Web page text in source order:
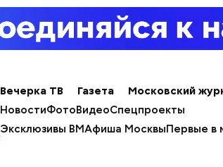
Вечерка ТВ Газета Московский
НовостиФотоВидеоСпецпроекты
Эксклюзивы ВМАфиша МосквыПервые в
используется немного,
разнообразнее рацион
исключает вероятность
заверил специалист.